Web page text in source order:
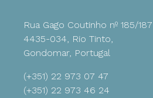
Rua Gago Coutinho nº 185/187
4435-034, Rio Tinto,
Gondomar, Portugal
(+351) 22 973 07 47
(+351) 22 973 46 24